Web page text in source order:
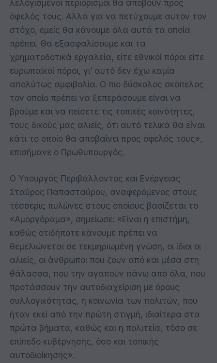
λελογισμένοι περιορισμοί θα αποβούν προς
όφελός τους. Αλλά για να πετύχουμε αυτόν τον
στόχο, εμείς θα κάνουμε όλα αυτά τα οποία
πρέπει. Θα εξασφαλίσουμε και τα
χρηματοδοτικά εργαλεία, είτε εθνικοί πόροι είτε
ευρωπαϊκοί πόροι, γι’ αυτό δεν έχω καμία
απολύτως αμφιβολία. Ο πιο δύσκολος σκόπελος
τον οποίο πρέπει να ξεπεράσουμε είναι να
βρούμε και να πείσετε τις τοπικές κοινότητες,
τους δικούς μας αλιείς, ότι αυτό τελικά θα είναι
κάτι το οποίο θα αποβαίνει προς όφελός τους»,
επισήμανε ο Πρωθυπουργός.
Ο Υπουργός Περιβάλλοντος και Ενέργειας
Σταύρος Παπασταύρου, αναφερόμενος στους
τέσσερις πυλώνες στους οποίους βασίζεται το
«Αμοργόραμα», σημείωσε: «Είναι η επιστήμη,
καθώς οτιδήποτε κάνουμε πρέπει να
θεμελιώνεται σε τεκμηριωμένη γνώση, οι ίδιοι οι
αλιείς, οι άνθρωποι που ζουν από και μέσα στη
θάλασσα, που την αγαπούν πάνω από όλα, που
προτάσσουν την αυτοδιαχείριση με όρους
συλλογικότητας, η κοινωνία των πολιτών, που
ήταν εκεί από την πρώτη στιγμή, ιδιαίτερα στα
πρώτα βήματα, καθώς και η πολιτεία, τόσο σε
επίπεδο κυβέρνησης, όσο και τοπικής
αυτοδιοίκησης».